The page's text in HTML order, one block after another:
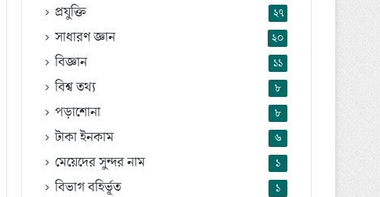
প্রযুক্তি ২৭
সাধারণ জ্ঞান ২০
বিজ্ঞান ১১
বিশ্ব তথ্য ৮
পড়াশোনা ৮
টাকা ইনকাম ৬
মেয়েদের সুন্দর নাম ১
বিভাগ বহির্ভূত ১